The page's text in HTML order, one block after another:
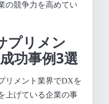
の競争力を高めてい
プリメン
功事例3選
リメント業界でDXを
上げている企業の事